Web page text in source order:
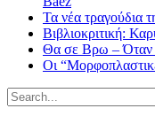
Τα νέα τραγούδια
Βιβλιοκριτική:
Θα σε Βρω – Όταν
Οι
Search
for: